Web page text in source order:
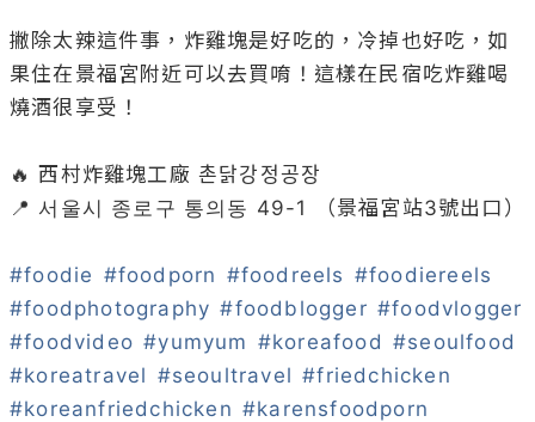
撇除太辣這件事，炸雞塊是好吃的，冷掉也好吃，如
果住在景福宮附近可以去買唷！這樣在民宿吃炸雞喝
燒酒很享受！
🔥 西村炸雞塊工廠 촌닭강정공장
📍 서울시 종로구 통의동 49-1 （景福宮站3號出口）
#foodie #foodporn #foodreels #foodiereels
#foodphotography #foodblogger #foodvlogger
#foodvideo #yumyum #koreafood #seoulfood
#koreatravel #seoultravel #friedchicken
#koreanfriedchicken #karensfoodporn